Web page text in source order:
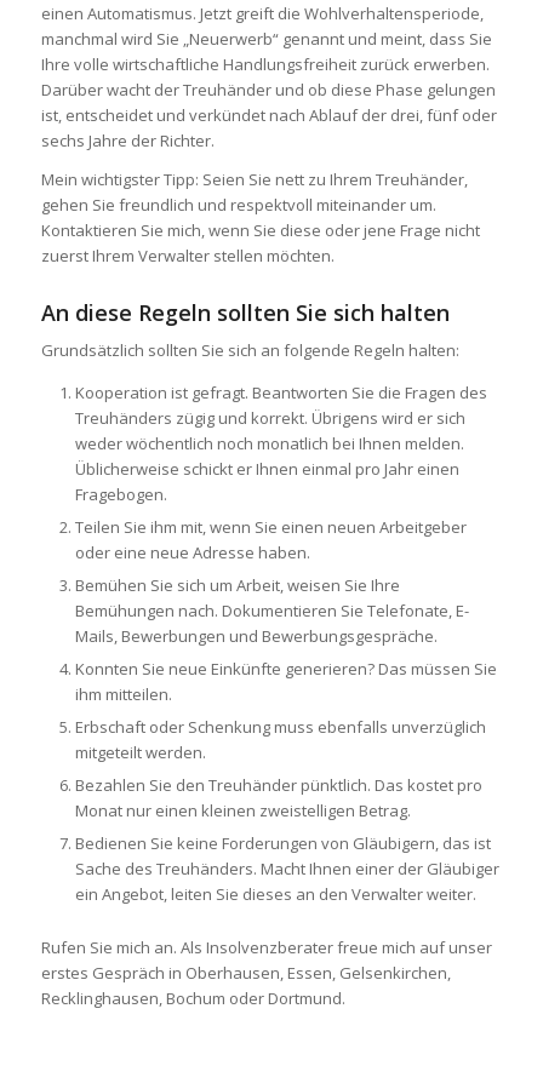
einen Automatismus. Jetzt greift die Wohlverhaltensperiode,
manchmal wird Sie „Neuerwerb“ genannt und meint, dass Sie
Ihre volle wirtschaftliche Handlungsfreiheit zurück erwerben.
Darüber wacht der Treuhänder und ob diese Phase gelungen
ist, entscheidet und verkündet nach Ablauf der drei, fünf oder
sechs Jahre der Richter.
Mein wichtigster Tipp: Seien Sie nett zu Ihrem Treuhänder,
gehen Sie freundlich und respektvoll miteinander um.
Kontaktieren Sie mich, wenn Sie diese oder jene Frage nicht
zuerst Ihrem Verwalter stellen möchten.
An diese Regeln sollten Sie sich halten
Grundsätzlich sollten Sie sich an folgende Regeln halten:
Kooperation ist gefragt. Beantworten Sie die Fragen des
Treuhänders zügig und korrekt. Übrigens wird er sich
weder wöchentlich noch monatlich bei Ihnen melden.
Üblicherweise schickt er Ihnen einmal pro Jahr einen
Fragebogen.
Teilen Sie ihm mit, wenn Sie einen neuen Arbeitgeber
oder eine neue Adresse haben.
Bemühen Sie sich um Arbeit, weisen Sie Ihre
Bemühungen nach. Dokumentieren Sie Telefonate, E-
Mails, Bewerbungen und Bewerbungsgespräche.
Konnten Sie neue Einkünfte generieren? Das müssen Sie
ihm mitteilen.
Erbschaft oder Schenkung muss ebenfalls unverzüglich
mitgeteilt werden.
Bezahlen Sie den Treuhänder pünktlich. Das kostet pro
Monat nur einen kleinen zweistelligen Betrag.
Bedienen Sie keine Forderungen von Gläubigern, das ist
Sache des Treuhänders. Macht Ihnen einer der Gläubiger
ein Angebot, leiten Sie dieses an den Verwalter weiter.
Rufen Sie mich an. Als Insolvenzberater freue mich auf unser
erstes Gespräch in Oberhausen, Essen, Gelsenkirchen,
Recklinghausen, Bochum oder Dortmund.